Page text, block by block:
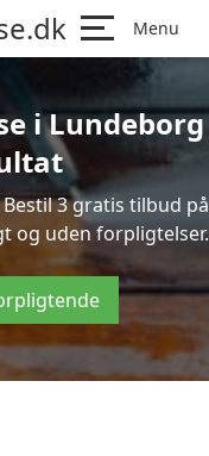
Menu
i Lundeborg
3 gratis tilbud på
og uden forpligtelser.